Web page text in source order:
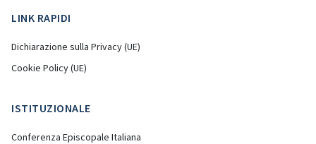
LINK RAPIDI
Dichiarazione sulla Privacy (UE)
Cookie Policy (UE)
ISTITUZIONALE
Conferenza Episcopale Italiana